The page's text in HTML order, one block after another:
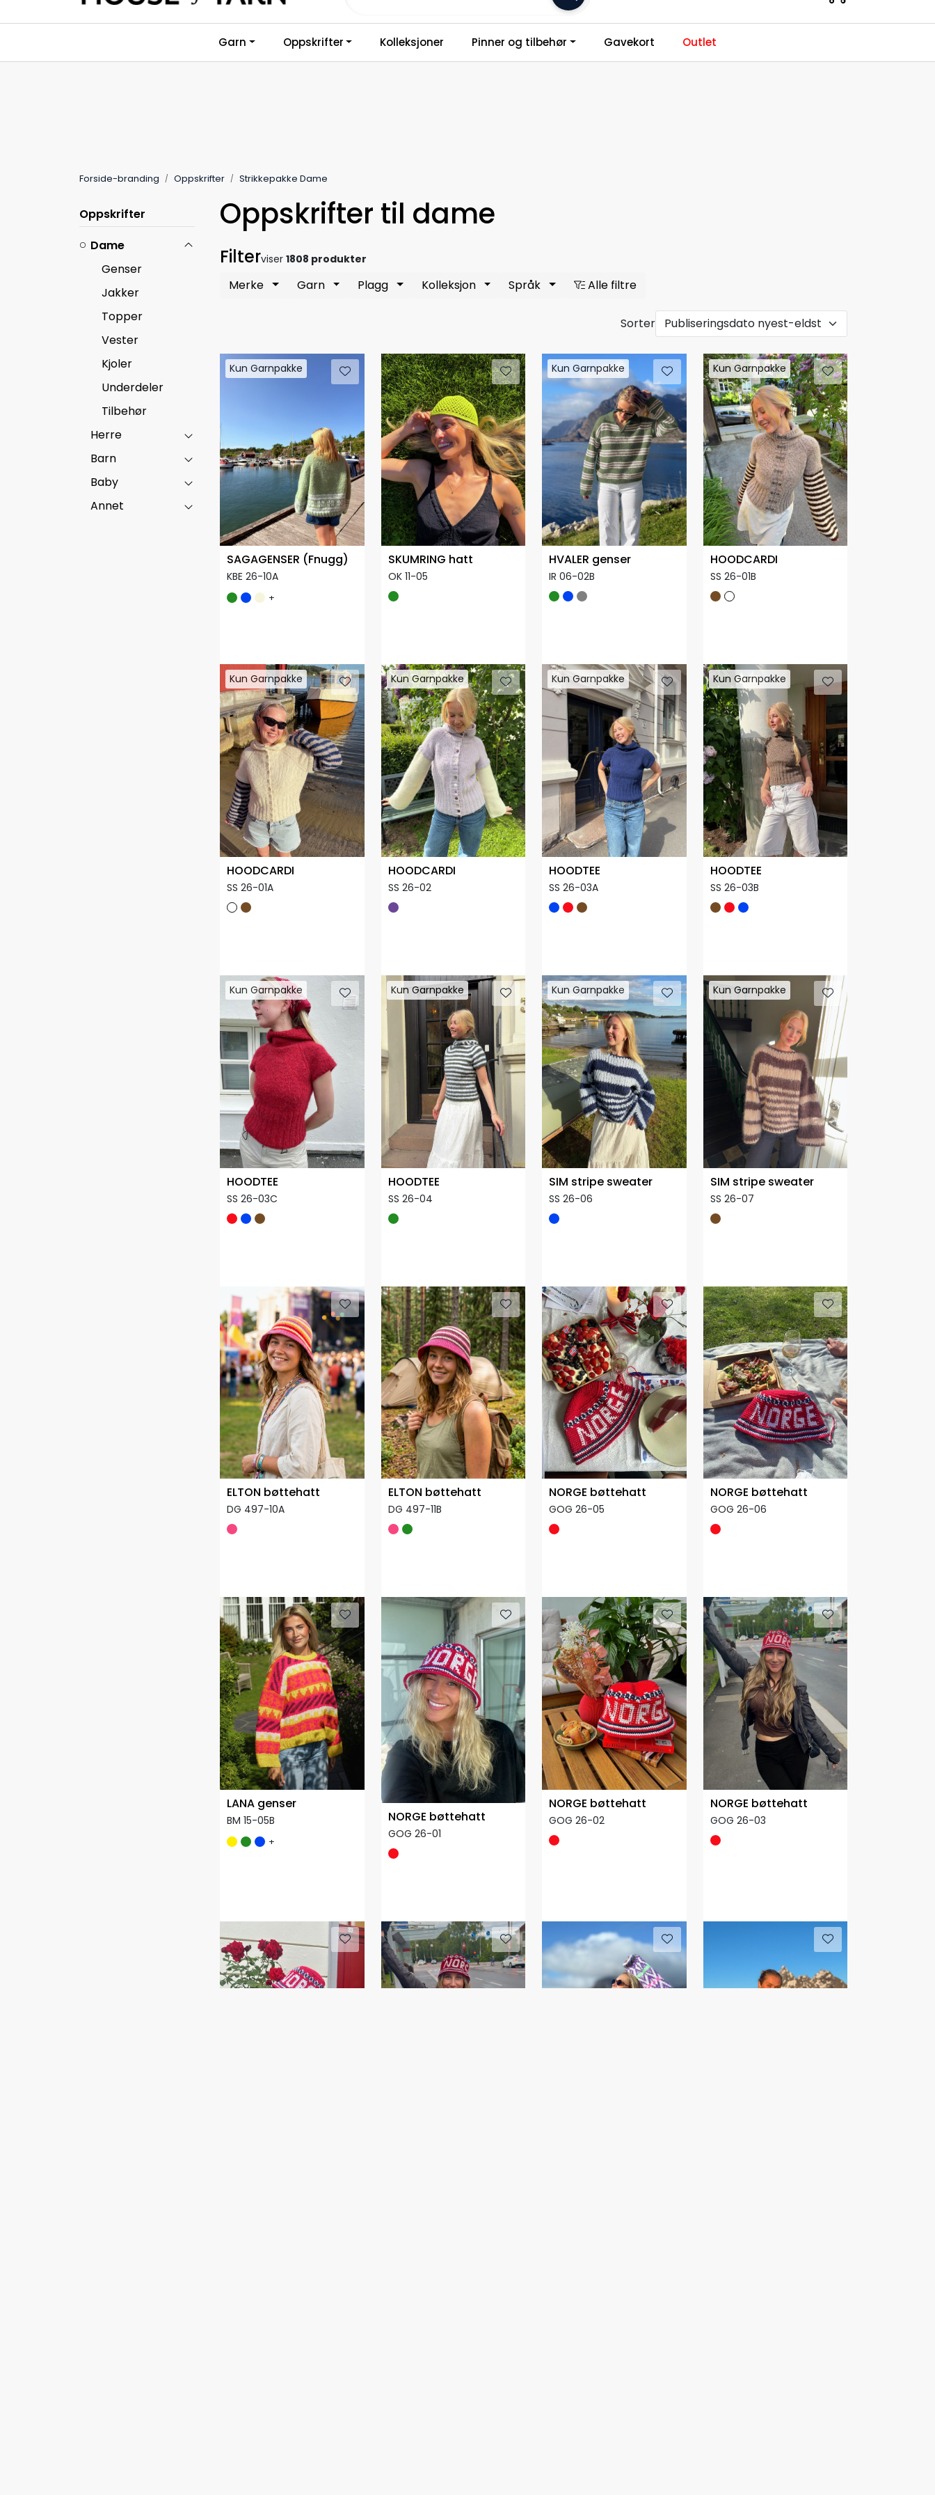
Skip to main content
Kundeservice
Garn Oppskrifter Kolleksjoner Pinner og tilbehør Gavekort Outlet
Forside-branding Oppskrifter Strikkepakke Dame
Oppskrifter
Dame
Genser
Jakker
Topper
Vester
Kjoler
Underdeler
Tilbehør
Herre
Barn
Baby
Annet
Oppskrifter til dame
Filterviser 1808 produkter
Merke Garn Plagg Kolleksjon Språk Alle filtre
Sorter
Kun Garnpakke
Kun Garnpakke
SAGAGENSER (Fnugg)
KBE 26-10A
+
SKUMRING hatt
OK 11-05
Kun Garnpakke
Kun Garnpakke
HVALER genser
IR 06-02B
Kun Garnpakke
Kun Garnpakke
HOODCARDI
SS 26-01B
Kun Garnpakke
Kun Garnpakke
HOODCARDI
SS 26-01A
Kun Garnpakke
Kun Garnpakke
HOODCARDI
SS 26-02
Kun Garnpakke
Kun Garnpakke
HOODTEE
SS 26-03A
Kun Garnpakke
Kun Garnpakke
HOODTEE
SS 26-03B
Kun Garnpakke
Kun Garnpakke
HOODTEE
SS 26-03C
Kun Garnpakke
Kun Garnpakke
HOODTEE
SS 26-04
Kun Garnpakke
Kun Garnpakke
SIM stripe sweater
SS 26-06
Kun Garnpakke
Kun Garnpakke
SIM stripe sweater
SS 26-07
ELTON bøttehatt
DG 497-10A
ELTON bøttehatt
DG 497-11B
Kun Garnpakke
NORGE bøttehatt
GOG 26-05
Kun Garnpakke
NORGE bøttehatt
GOG 26-06
LANA genser
BM 15-05B
+
Kun Garnpakke
NORGE bøttehatt
GOG 26-01
Kun Garnpakke
NORGE bøttehatt
GOG 26-02
Kun Garnpakke
NORGE bøttehatt
GOG 26-03
Kun Garnpakke Kun Garnpakke Kun Garnpakke